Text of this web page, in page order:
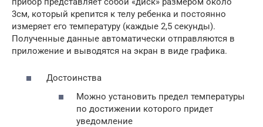
3см, который крепится к телу ребенка и постоянно
измеряет его температуру (каждые 2,5 секунды).
Полученные данные автоматически отправляются в
приложение и выводятся на экран в виде графика.
Достоинства
Можно установить предел температуры
по достижении которого придет
уведомление